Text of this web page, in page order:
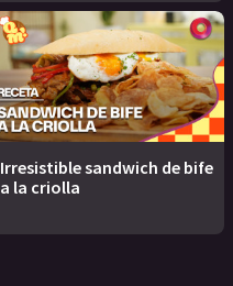
Irresistible sandwich de bife
a la criolla